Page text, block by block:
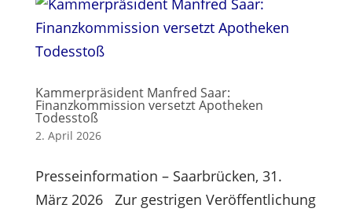
Kammerpräsident Manfred Saar:
Finanzkommission versetzt Apotheken
Todesstoß
2. April 2026
Presseinformation – Saarbrücken, 31.
März 2026 Zur gestrigen Veröffentlichung